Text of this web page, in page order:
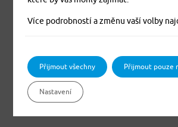
pvzp.cz
Více podrobností a změnu vaší volby
Přijmout všechny Přijmout pouze
Nastavení